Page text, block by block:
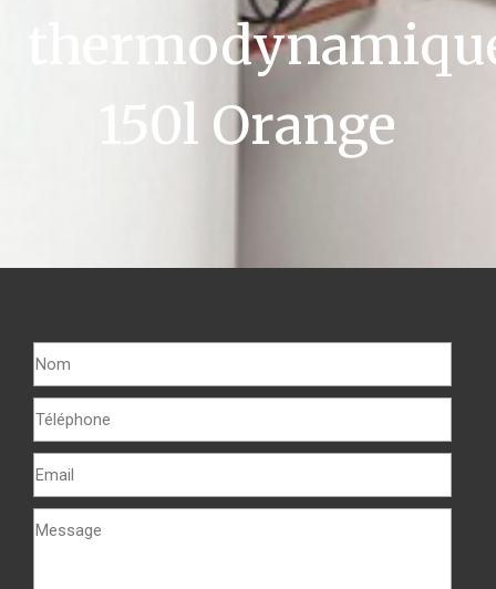
150l Orange